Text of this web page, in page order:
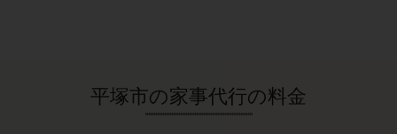
平塚市の家事代行の料金